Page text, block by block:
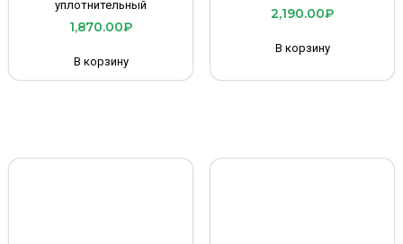
уплотнительный
1,870.00₽
В корзину
2,190.00₽
В корзину